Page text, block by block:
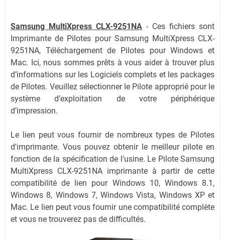
Samsung MultiXpress CLX-9251NA - Ces fichiers sont
Imprimante de Pilotes pour Samsung MultiXpress CLX-
9251NA, Téléchargement de Pilotes pour Windows et
Mac. Ici, nous sommes prêts à vous aider à trouver plus
d’informations sur les Logiciels complets et les packages
de Pilotes. Veuillez sélectionner le Pilote approprié pour le
système d’exploitation de votre périphérique
d’impression.
Le lien peut vous fournir de nombreux types de Pilotes
d'imprimante. Vous pouvez obtenir le meilleur pilote en
fonction de la spécification de l'usine. Le Pilote Samsung
MultiXpress CLX-9251NA imprimante à partir de cette
compatibilité de lien pour Windows 10, Windows 8.1,
Windows 8, Windows 7, Windows Vista, Windows XP et
Mac. Le lien peut vous fournir une compatibilité complète
et vous ne trouverez pas de difficultés.